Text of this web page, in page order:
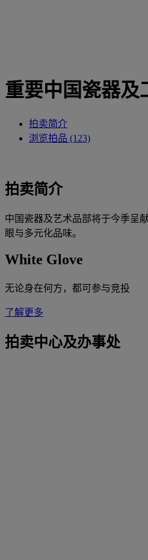
重要中国瓷器及
拍卖简介
浏览拍品 (123)
拍卖简介
中国瓷器及艺术品部将于今季呈
眼与多元化品味。
White Glove
无论身在何方，都可参与竞投
了解更多
拍卖中心及办事处